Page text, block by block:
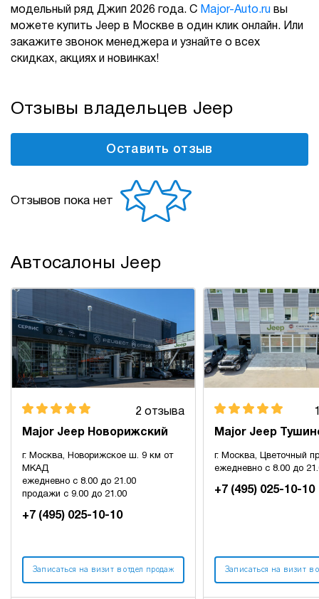
модельный ряд Джип 2026 года. С Major-Auto.ru вы
можете купить Jeep в Москве в один клик онлайн. Или
закажите звонок менеджера и узнайте о всех
скидках, акциях и новинках!
Отзывы владельцев Jeep
Оставить отзыв
Отзывов пока нет
Автосалоны Jeep
2 отзыва
Major Jeep Новорижский
г. Москва, Новорижское ш. 9 км от
МКАД
ежедневно с 8.00 до 21.00
продажи с 9.00 до 21.00
+7 (495) 025-10-10
Записаться на визит в отдел продаж
Major Jeep
г. Москва, Цветочный
ежедневно с 8.00 до
+7 (495) 025-10-10
Записаться на визит в